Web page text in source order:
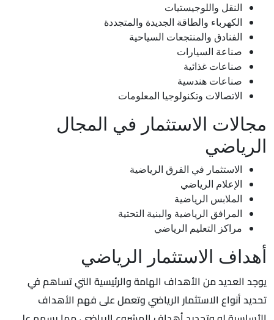
النقل واللوجيستيات
الكهرباء والطاقة الجديدة والمتجددة
الفنادق والمنتجعات السياحية
صناعة السيارات
صناعات غذائية
صناعات هندسية
الاتصالات وتكنولوجيا المعلومات
مجالات الاستثمار في المجال
الرياضي
الاستثمار في الفرق الرياضية
الإعلام الرياضي
الملابس الرياضية
المرافق الرياضية والبنية التحتية
مراكز التعليم الرياضي
أهداف الاستثمار الرياضي
يوجد العديد من الأهداف الهامة والرئيسية التي تساهم في
تحديد أنواع الاستثمار الرياضي وتعمل على فهم الأهداف